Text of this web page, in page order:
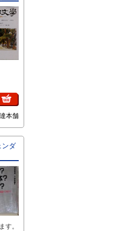
本舗
ンダ
す。